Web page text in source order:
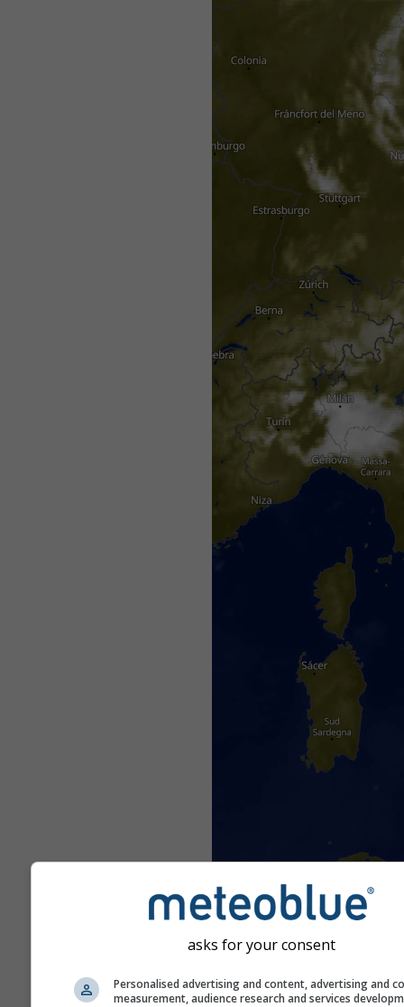
asks for your consent
Personalised advertising and content, advertising and
measurement, audience research and services